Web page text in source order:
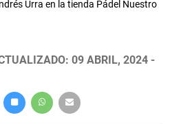
Urra en la tienda Pádel Nuestro
09 ABRIL, 2024 -